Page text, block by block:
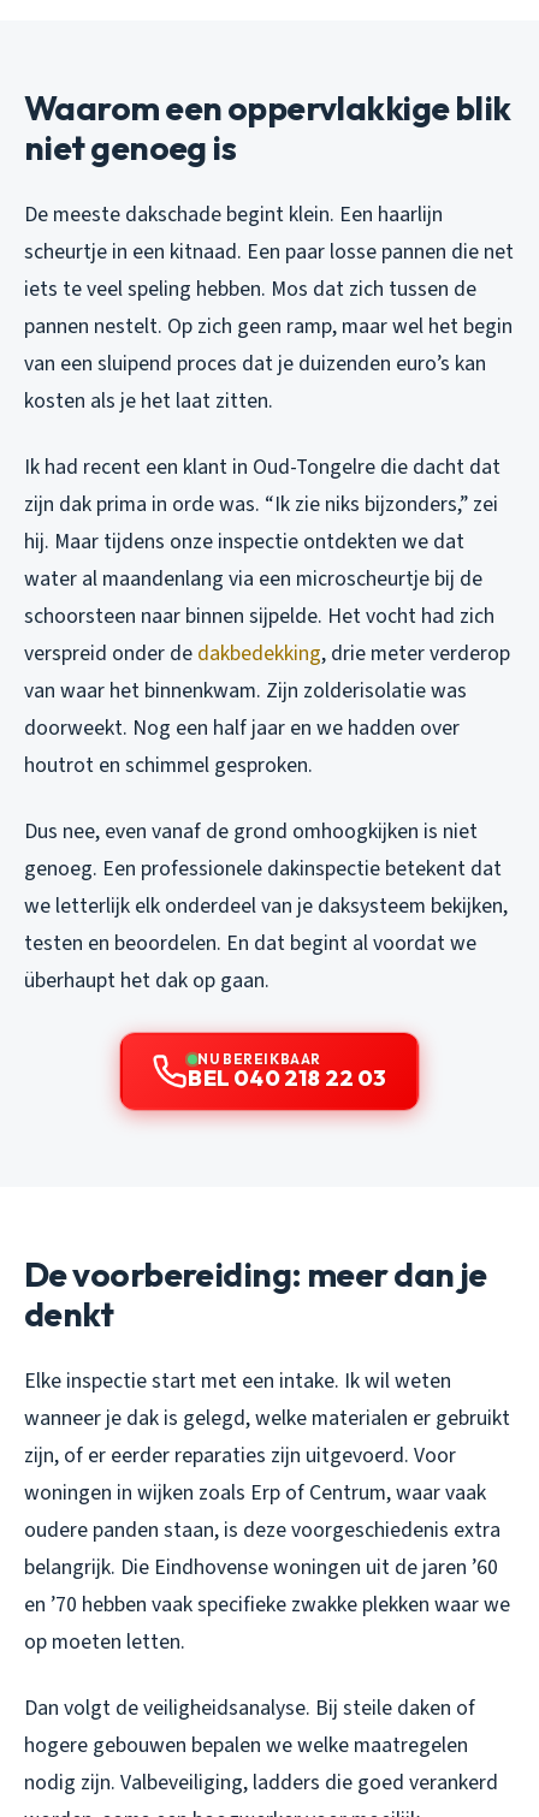
Waarom een oppervlakkige blik
niet genoeg is
De meeste dakschade begint klein. Een haarlijn
scheurtje in een kitnaad. Een paar losse pannen die net
iets te veel speling hebben. Mos dat zich tussen de
pannen nestelt. Op zich geen ramp, maar wel het begin
van een sluipend proces dat je duizenden euro’s kan
kosten als je het laat zitten.
Ik had recent een klant in Oud-Tongelre die dacht dat
zijn dak prima in orde was. “Ik zie niks bijzonders,” zei
hij. Maar tijdens onze inspectie ontdekten we dat
water al maandenlang via een microscheurtje bij de
schoorsteen naar binnen sijpelde. Het vocht had zich
verspreid onder de dakbedekking, drie meter verderop
van waar het binnenkwam. Zijn zolderisolatie was
doorweekt. Nog een half jaar en we hadden over
houtrot en schimmel gesproken.
Dus nee, even vanaf de grond omhoogkijken is niet
genoeg. Een professionele dakinspectie betekent dat
we letterlijk elk onderdeel van je daksysteem bekijken,
testen en beoordelen. En dat begint al voordat we
überhaupt het dak op gaan.
NU BEREIKBAAR
BEL 040 218 22 03
De voorbereiding: meer dan je
denkt
Elke inspectie start met een intake. Ik wil weten
wanneer je dak is gelegd, welke materialen er gebruikt
zijn, of er eerder reparaties zijn uitgevoerd. Voor
woningen in wijken zoals Erp of Centrum, waar vaak
oudere panden staan, is deze voorgeschiedenis extra
belangrijk. Die Eindhovense woningen uit de jaren ’60
en ’70 hebben vaak specifieke zwakke plekken waar we
op moeten letten.
Dan volgt de veiligheidsanalyse. Bij steile daken of
hogere gebouwen bepalen we welke maatregelen
nodig zijn. Valbeveiliging, ladders die goed verankerd